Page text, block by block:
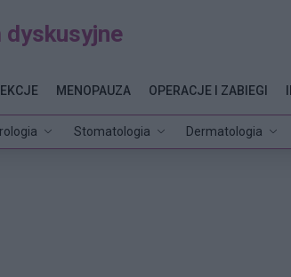
dyskusyjne
Stomatologia Dermatologia
MENOPAUZA OPERACJE I ZABIEGI